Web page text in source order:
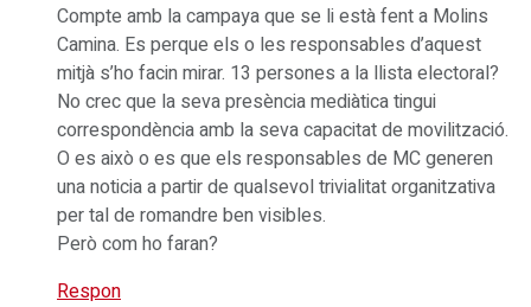
Compte amb la campaya que se li està fent a Molins
Camina. Es perque els o les responsables d’aquest
mitjà s’ho facin mirar. 13 persones a la llista electoral?
No crec que la seva presència mediàtica tingui
correspondència amb la seva capacitat de movilització.
O es això o es que els responsables de MC generen
una noticia a partir de qualsevol trivialitat organitzativa
per tal de romandre ben visibles.
Però com ho faran?
Respon